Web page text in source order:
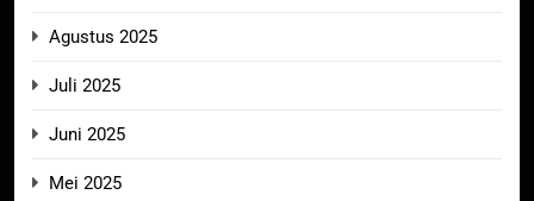
Agustus 2025
Juli 2025
Juni 2025
Mei 2025